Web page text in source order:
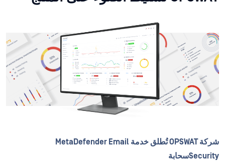
شركة OPSWAT تُطلق خدمة MetaDefender Email
Securityسحابة